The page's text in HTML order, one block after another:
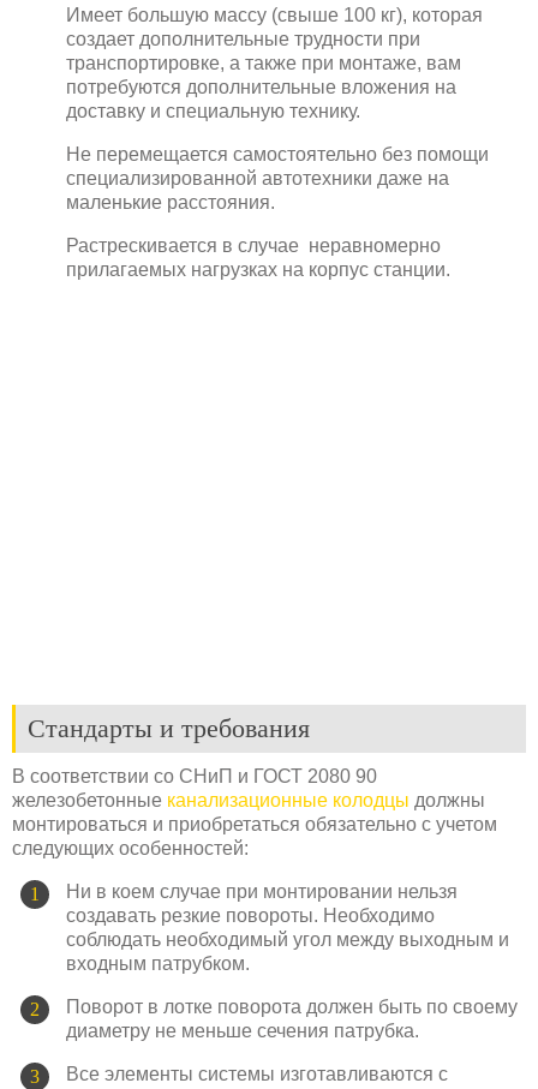
Имеет большую массу (свыше 100 кг), которая
создает дополнительные трудности при
транспортировке, а также при монтаже, вам
потребуются дополнительные вложения на
доставку и специальную технику.
Не перемещается самостоятельно без помощи
специализированной автотехники даже на
маленькие расстояния.
Растрескивается в случае неравномерно
прилагаемых нагрузках на корпус станции.
Стандарты и требования
В соответствии со СНиП и ГОСТ 2080 90
железобетонные канализационные колодцы должны
монтироваться и приобретаться обязательно с учетом
следующих особенностей:
Ни в коем случае при монтировании нельзя
создавать резкие повороты. Необходимо
соблюдать необходимый угол между выходным и
входным патрубком.
Поворот в лотке поворота должен быть по своему
диаметру не меньше сечения патрубка.
Все элементы системы изготавливаются с